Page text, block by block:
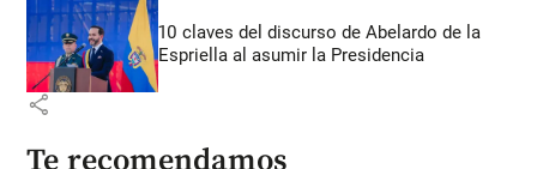
10 claves del discurso de Abelardo de la
Espriella al asumir la Presidencia
share